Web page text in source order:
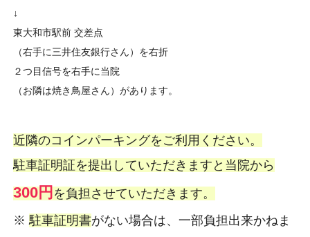
↓
東大和市駅前 交差点
（右手に三井住友銀行さん）を右折
２つ目信号を右手に当院
（お隣は焼き鳥屋さん）があります。
近隣のコインパーキングをご利用ください。
駐車証明証を提出していただきますと当院から
300円を負担させていただきます。
※ 駐車証明書がない場合は、一部負担出来かねま